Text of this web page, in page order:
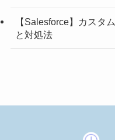
【Salesforce】カスタ
と対処法